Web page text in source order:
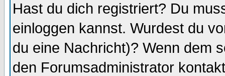
Hast du dich registriert? Du
einloggen kannst. Wurdest du
du eine Nachricht)? Wenn dem
den Forumsadministrator